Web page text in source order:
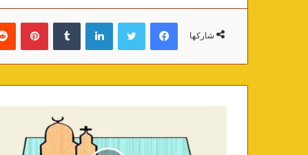
شاركها
فيسبوك لينكدإن بينتيريست